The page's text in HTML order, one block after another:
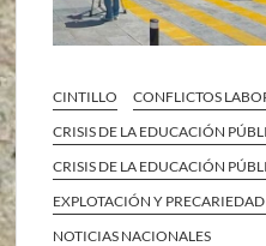
CINTILLO
CONFLICTOS
CRISIS DE LA EDUCACIÓN
CRISIS DE LA EDUCACIÓN
EXPLOTACIÓN Y
NOTICIAS NACIONALES